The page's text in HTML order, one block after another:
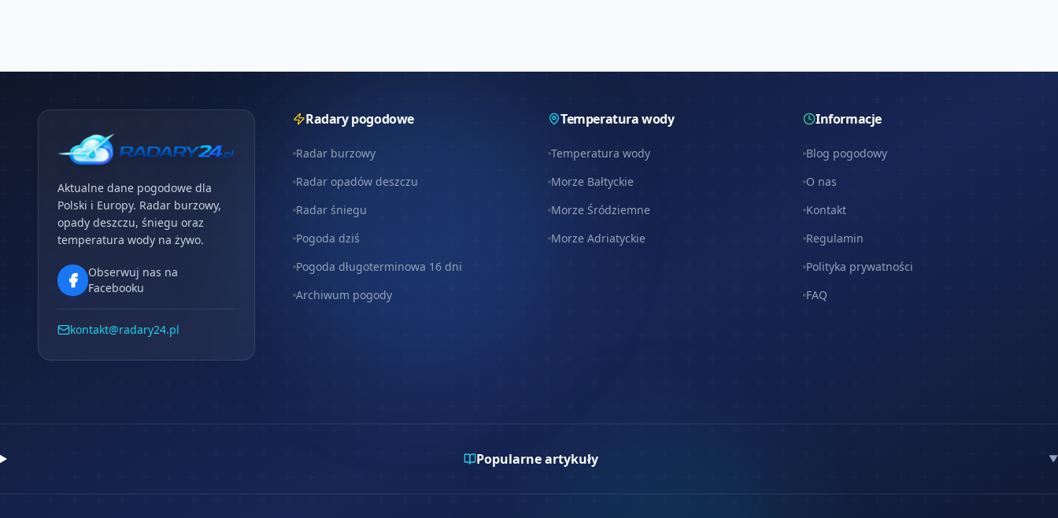
Aktualne dane pogodowe dla
Polski i Europy. Radar burzowy,
opady deszczu, śniegu oraz
temperatura wody na żywo.
Obserwuj nas na
Facebooku
kontakt@radary24.pl
Radary pogodowe
Radar burzowy
Radar opadów deszczu
Radar śniegu
Pogoda dziś
Pogoda długoterminowa 16 dni
Archiwum pogody
Temperatura wody
Temperatura wody
Morze Bałtyckie
Morze Śródziemne
Morze Adriatyckie
Informacje
Blog pogodowy
O nas
Kontakt
Regulamin
Polityka prywatności
FAQ
Popularne artykuły ▼